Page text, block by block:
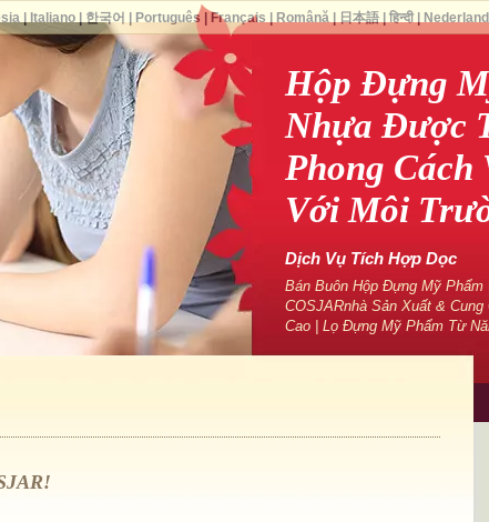
Hộp Đựng
Nhựa Được
Phong Cách
Với Môi
Dịch Vụ Tích Hợp Dọc
Bán Buôn Hộp Đựng Mỹ
COSJARnhà Sản Xuất &
Cao | Lọ Đựng Mỹ Phẩm Từ
| Italiano| 한국어 Português Français Română| 日本語| हिन्दी|